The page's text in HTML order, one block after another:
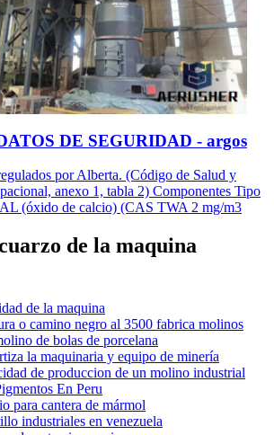
DE SEGURIDAD - argos
por Alberta. (Código de Salud y
anexo 1, tabla 2) Componentes Tipo
(óxido de calcio) (CAS TWA 2 mg/m3
de la maquina
de la maquina
o camino negro al 3500 fabrica molinos
de bolas de porcelana
la maquinaria y equipo de minería
de produccion de un molino industrial
En Peru
para cantera de mármol
industriales en venezuela